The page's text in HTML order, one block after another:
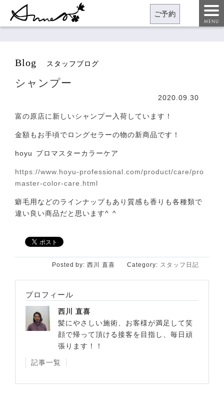
ご予約
MENU
blog スタッフブログ
シャンプー
2020.09.30
富の原店に新しいシャンプー入荷しています！
金額もお手頃でロングセラーの物の新商品です！
hoyu プロマスターカラーケア
https://www.hoyu-professional.com/product/care/pro
master-color-care.html
癖毛用などのラインナップもあり質感も香りも各種類で
違い良い商品だと思います^ ^
Posted by:西川 直喜 Category: スタッフ日記
プロフィール
西川 直喜
髪にやさしい施術、お客様が満足して笑
顔で帰って頂ける接客を目指し、毎日頑
張ります！！
記事一覧